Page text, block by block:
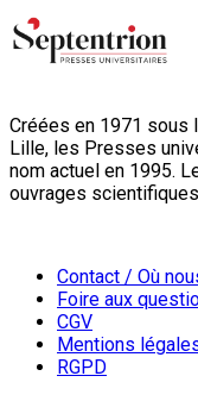
Créées en 1971 sous
Lille, les Presses
nom actuel en 1995.
ouvrages
Contact / Où
Foire aux
CGV
Mentions
RGPD